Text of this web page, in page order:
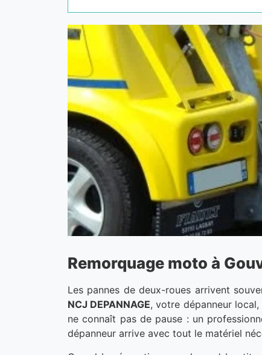
Remorquage moto à
Les pannes de deux-roues arrivent
NCJ DEPANNAGE, votre dépanneur
ne connaît pas de pause : un
dépanneur arrive avec tout le matériel